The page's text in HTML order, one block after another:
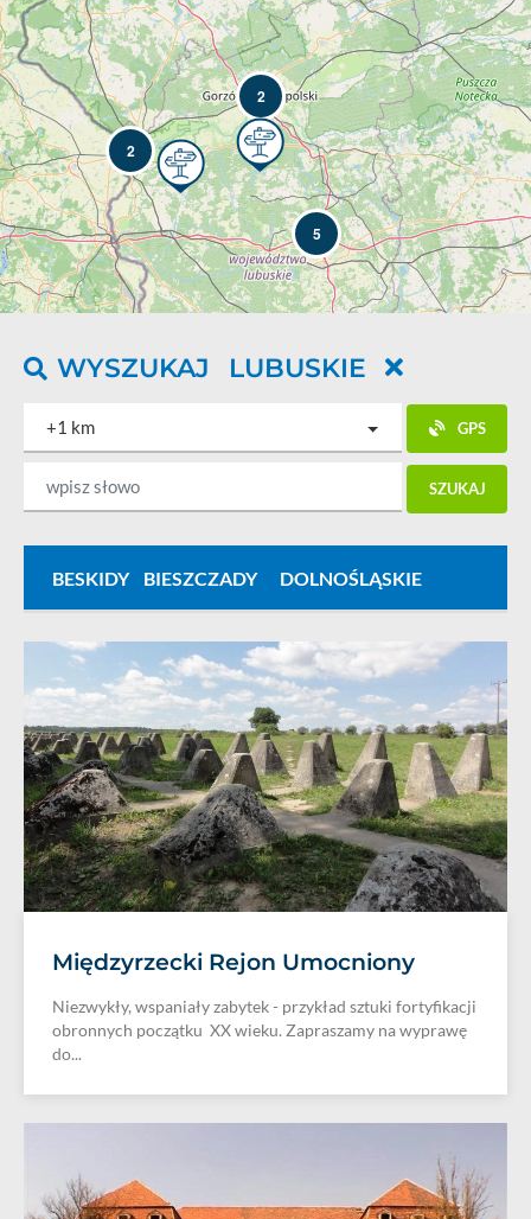
2
2
8
5
3
WYSZUKAJ LUBUSKIE
+1 km GPS
SZUKAJ
BESKIDY BIESZCZADY DOLNOŚLĄSKIE
Międzyrzecki Rejon Umocniony
Niezwykły, wspaniały zabytek - przykład sztuki fortyfikacji
obronnych początku XX wieku. Zapraszamy na wyprawę
do...